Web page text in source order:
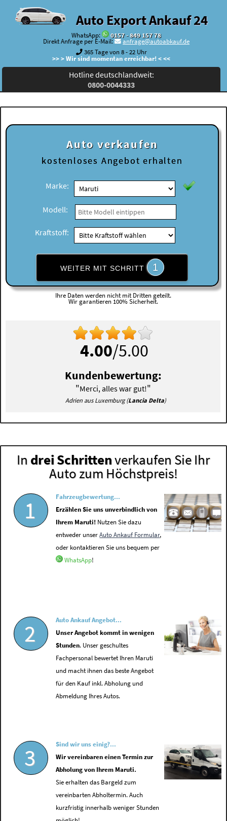
Auto Export Ankauf 24
WhatsApp:
0157 - 849 157 78
Direkt Anfrage per E-Mail:
anfrage@autoabkauf.de
365 Tage von 8 - 22 Uhr
>> > Wir sind momentan erreichbar! < <<
Hotline deutschlandweit:
0800-0044333
Auto verkaufen
kostenloses Angebot erhalten
Marke:
Modell:
Kraftstoff:
WEITER MIT SCHRITT 1
Ihre Daten werden nicht mit Dritten geteilt.
Wir garantieren 100% Sicherheit.
4.00/5.00
Kundenbewertung:
"Merci, alles war gut!"
Adrien aus Luxemburg (Lancia Delta)
In drei Schrittenverkaufen Sie Ihr
Auto zum Höchstpreis!
1
Fahrzeugbewertung...
Erzählen Sie uns unverbindlich von
Ihrem Maruti! Nutzen Sie dazu
entweder unserAuto Ankauf Formular,
oder kontaktieren Sie uns bequem per
WhatsApp!
2
Auto Ankauf Angebot...
Unser Angebot kommt in wenigen
Stunden. Unser geschultes
Fachpersonal bewertet Ihren Maruti
und macht ihnen das beste Angebot
für den Kauf inkl. Abholung und
Abmeldung Ihres Autos.
3
Sind wir uns einig?...
Wir vereinbaren einen Termin zur
Abholung von Ihrem Maruti.
Sie erhalten das Bargeld zum
vereinbarten Abholtermin. Auch
kurzfristig innerhalb weniger Stunden